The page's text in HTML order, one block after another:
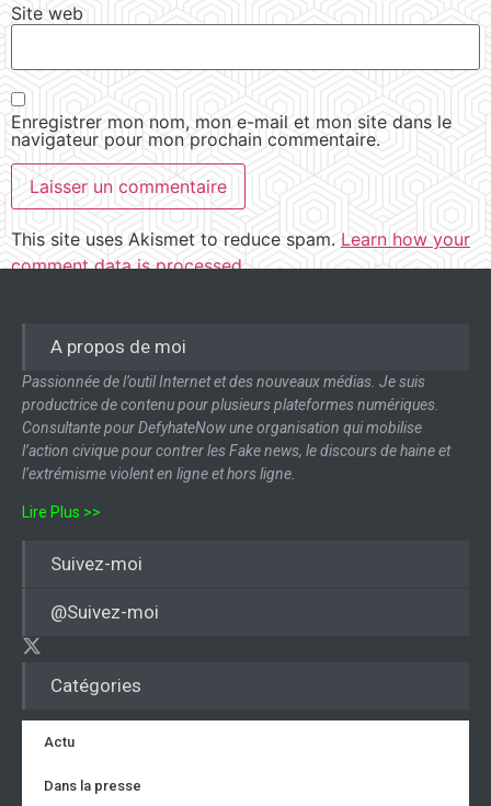
Site web
Enregistrer mon nom, mon e-mail et mon site dans le
navigateur pour mon prochain commentaire.
This site uses Akismet to reduce spam. Learn how your
comment data is processed.
Catégories
Actu
Dans la presse
A propos de moi
Passionnée de l’outil Internet et des nouveaux médias. Je suis
productrice de contenu pour plusieurs plateformes numériques.
Consultante pour DefyhateNow une organisation qui mobilise
l’action civique pour contrer les Fake news, le discours de haine et
l’extrémisme violent en ligne et hors ligne.
Lire Plus >>
Suivez-moi
@Suivez-moi